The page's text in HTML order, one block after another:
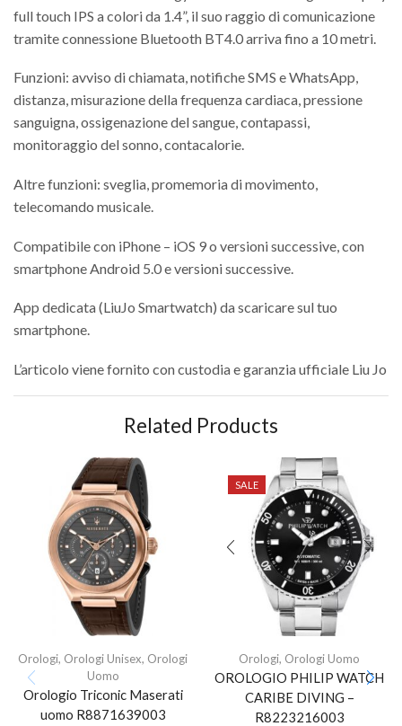
full touch IPS a colori da 1.4”, il suo raggio di comunicazione
tramite connessione Bluetooth BT4.0 arriva fino a 10 metri.
Funzioni: avviso di chiamata, notifiche SMS e WhatsApp,
distanza, misurazione della frequenza cardiaca, pressione
sanguigna, ossigenazione del sangue, contapassi,
monitoraggio del sonno, contacalorie.
Altre funzioni: sveglia, promemoria di movimento,
telecomando musicale.
Compatibile con iPhone – iOS 9 o versioni successive, con
smartphone Android 5.0 e versioni successive.
App dedicata (LiuJo Smartwatch) da scaricare sul tuo
smartphone.
L’articolo viene fornito con custodia e garanzia ufficiale Liu Jo
Related Products
Orologi, Orologi Unisex, Orologi
Uomo
Orologio Triconic Maserati
uomo R8871639003
SALE
Orologi, Orologi Uomo
OROLOGIO PHILIP WATCH
CARIBE DIVING –
R8223216003